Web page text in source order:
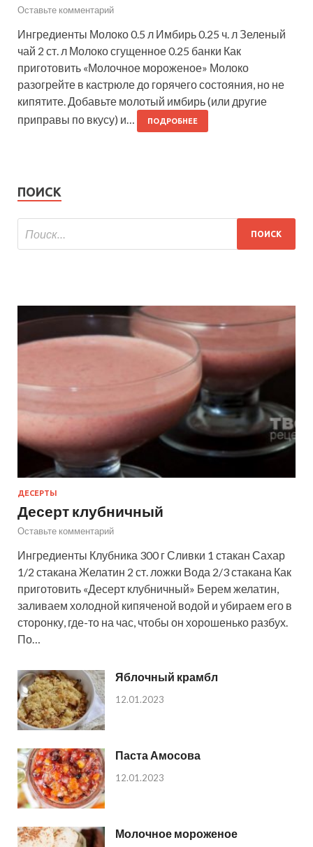
Оставьте комментарий
Ингредиенты Молоко 0.5 л Имбирь 0.25 ч. л Зеленый
чай 2 ст. л Молоко сгущенное 0.25 банки Как
приготовить «Молочное мороженое» Молоко
разогрейте в кастрюле до горячего состояния, но не
кипятите. Добавьте молотый имбирь (или другие
приправы по вкусу) и…
ПОДРОБНЕЕ
ПОИСК
ДЕСЕРТЫ
Десерт клубничный
Оставьте комментарий
Ингредиенты Клубника 300 г Сливки 1 стакан Сахар
1/2 стакана Желатин 2 ст. ложки Вода 2/3 стакана Как
приготовить «Десерт клубничный» Берем желатин,
заливаем холодной кипяченой водой и убираем его в
сторонку, где-то на час, чтобы он хорошенько разбух.
По…
Яблочный крамбл
12.01.2023
Паста Амосова
12.01.2023
Молочное мороженое